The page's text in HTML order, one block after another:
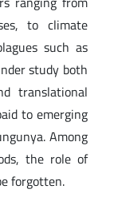
to climate
such as
study both
translational
to emerging
Among
the role of
forgotten.